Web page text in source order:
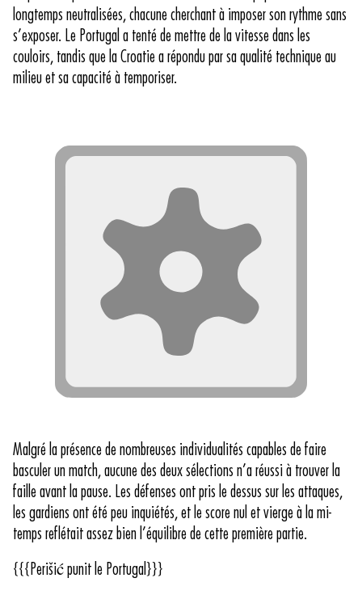
longtemps neutralisées, chacune cherchant à imposer son rythme sans
s’exposer. Le Portugal a tenté de mettre de la vitesse dans les
couloirs, tandis que la Croatie a répondu par sa qualité technique au
milieu et sa capacité à temporiser.
Malgré la présence de nombreuses individualités capables de faire
basculer un match, aucune des deux sélections n’a réussi à trouver la
faille avant la pause. Les défenses ont pris le dessus sur les attaques,
les gardiens ont été peu inquiétés, et le score nul et vierge à la mi-
temps reflétait assez bien l’équilibre de cette première partie.
{{{Perišić punit le Portugal}}}